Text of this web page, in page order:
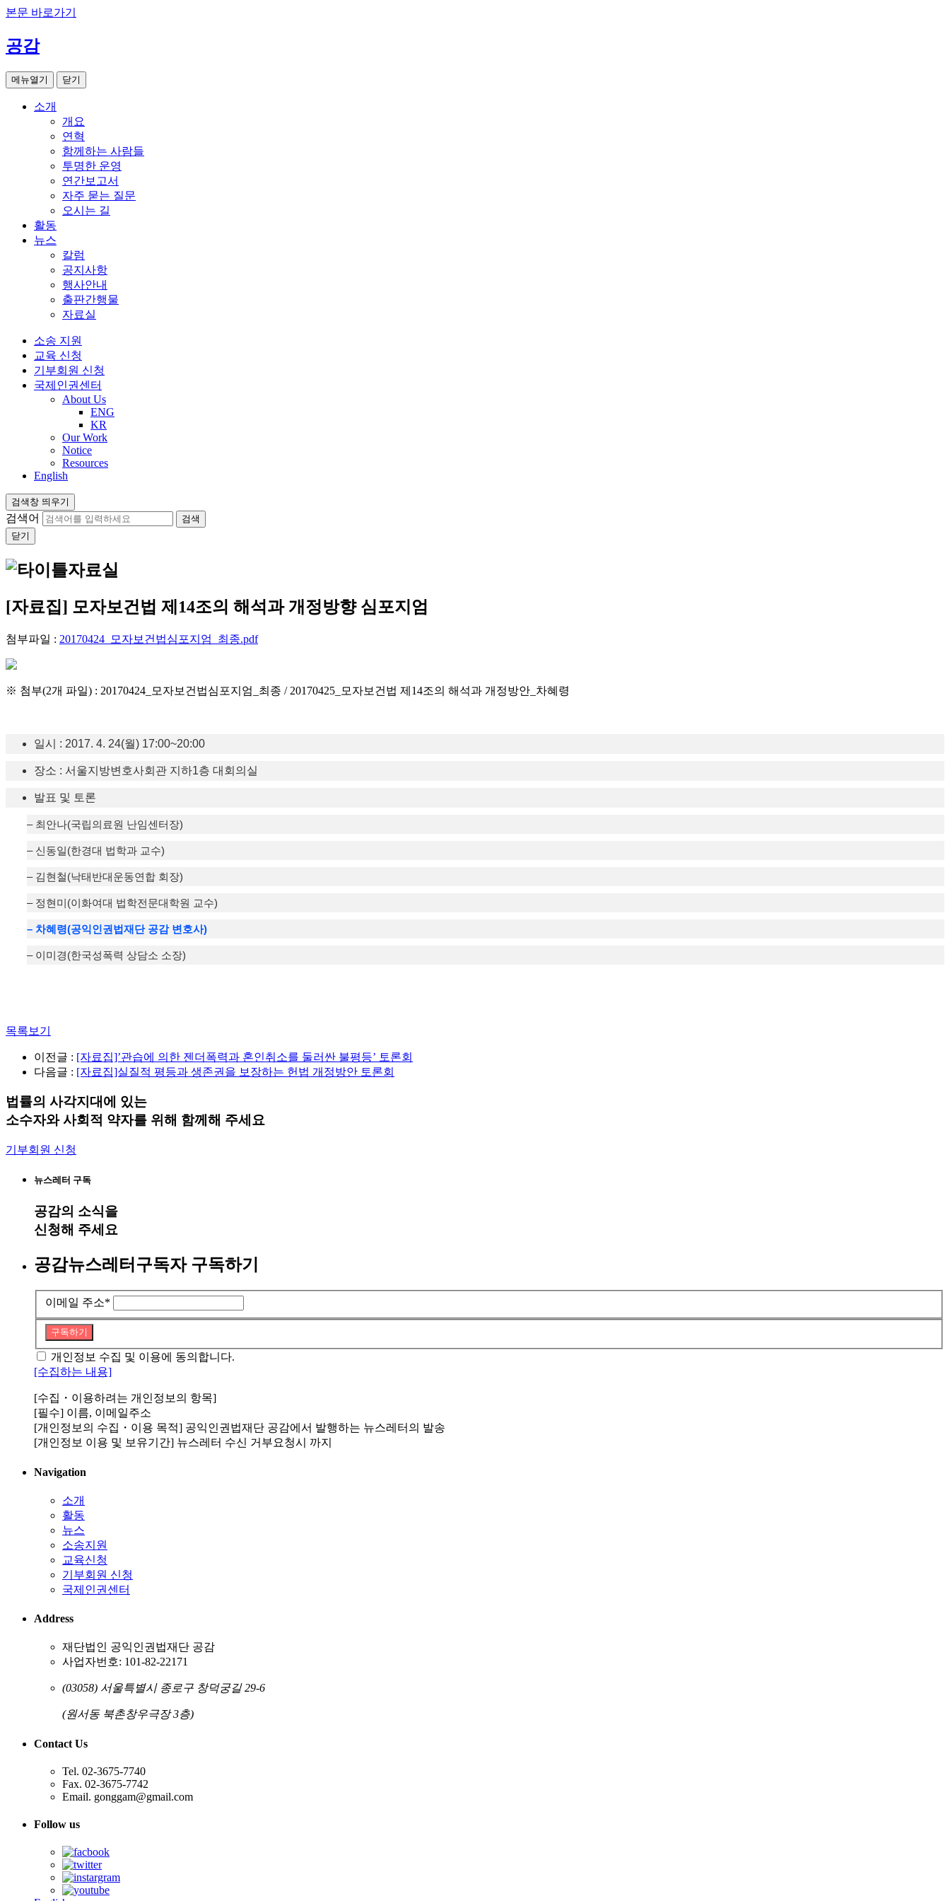
본문 바로가기
공감
메뉴열기 닫기
소개
개요
연혁
함께하는 사람들
투명한 운영
연간보고서
자주 묻는 질문
오시는 길
활동
뉴스
칼럼
공지사항
행사안내
출판간행물
자료실
소송 지원
교육 신청
기부회원 신청
국제인권센터
About Us
ENG
KR
Our Work
Notice
Resources
English
검색창 띄우기
검색어
닫기
자료실
[자료집] 모자보건법 제14조의 해석과 개정방향 심포지엄
첨부파일 : 20170424_모자보건법심포지엄_최종.pdf
※ 첨부(2개 파일) : 20170424_모자보건법심포지엄_최종 / 20170425_모자보건법 제14조의 해석과 개정방안_차혜령
일시 : 2017. 4. 24(월) 17:00~20:00
장소 : 서울지방변호사회관 지하1층 대회의실
발표 및 토론
– 최안나(국립의료원 난임센터장)
– 신동일(한경대 법학과 교수)
– 김현철(낙태반대운동연합 회장)
– 정현미(이화여대 법학전문대학원 교수)
– 차혜령(공익인권법재단 공감 변호사)
– 이미경(한국성폭력 상담소 소장)
목록보기
이전글 : [자료집]’관습에 의한 젠더폭력과 혼인취소를 둘러싼 불평등’ 토론회
다음글 : [자료집]실질적 평등과 생존권을 보장하는 헌법 개정방안 토론회
법률의 사각지대에 있는
소수자와 사회적 약자를 위해 함께해 주세요
기부회원 신청
뉴스레터 구독
공감의 소식을
신청해 주세요
공감뉴스레터구독자 구독하기
이메일 주소*
구독하기
개인정보 수집 및 이용에 동의합니다.
[수집하는 내용]
[수집・이용하려는 개인정보의 항목]
[필수] 이름, 이메일주소
[개인정보의 수집・이용 목적] 공익인권법재단 공감에서 발행하는 뉴스레터의 발송
[개인정보 이용 및 보유기간] 뉴스레터 수신 거부요청시 까지
Navigation
소개
활동
뉴스
소송지원
교육신청
기부회원 신청
국제인권센터
Address
재단법인 공익인권법재단 공감
사업자번호: 101-82-22171
(03058) 서울특별시 종로구 창덕궁길 29-6
(원서동 북촌창우극장 3층)
Contact Us
Tel. 02-3675-7740
Fax. 02-3675-7742
Email. gonggam@gmail.com
Follow us